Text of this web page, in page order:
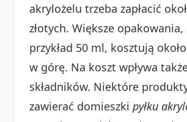
akrylożelu trzeba zapłacić
złotych. Większe opakowania,
przykład 50 ml, kosztują
w górę. Na koszt wpływa
składników. Niektóre
zawierać domieszki pyłku